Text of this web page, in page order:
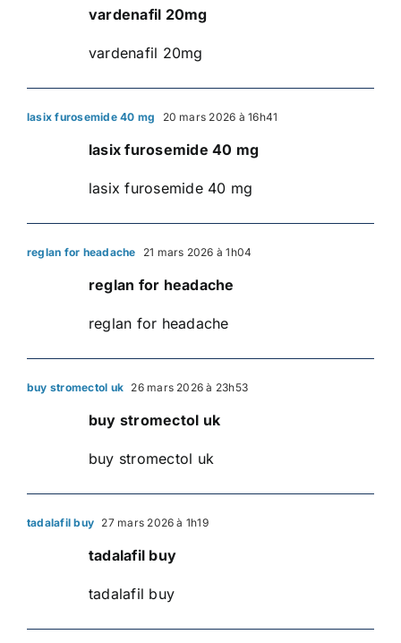
vardenafil 20mg
vardenafil 20mg
lasix furosemide 40 mg 20 mars 2026 à 16h41
lasix furosemide 40 mg
lasix furosemide 40 mg
reglan for headache 21 mars 2026 à 1h04
reglan for headache
reglan for headache
buy stromectol uk 26 mars 2026 à 23h53
buy stromectol uk
buy stromectol uk
tadalafil buy 27 mars 2026 à 1h19
tadalafil buy
tadalafil buy